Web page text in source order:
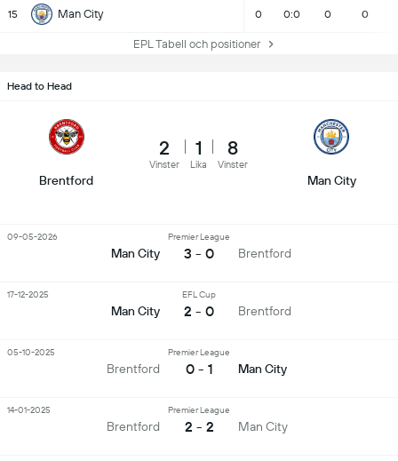
15 Man City 0 0:0 0 0
EPL Tabell och positioner
Head to Head
Brentford
2
Vinster
1
Lika
8
Vinster
Man City
Man City
Premier League
3 - 0 Brentford
09-05-2026
Man City
EFL Cup
2 - 0 Brentford
17-12-2025
Brentford
Premier League
0 - 1 Man City
05-10-2025
Brentford
Premier League
2 - 2 Man City
14-01-2025